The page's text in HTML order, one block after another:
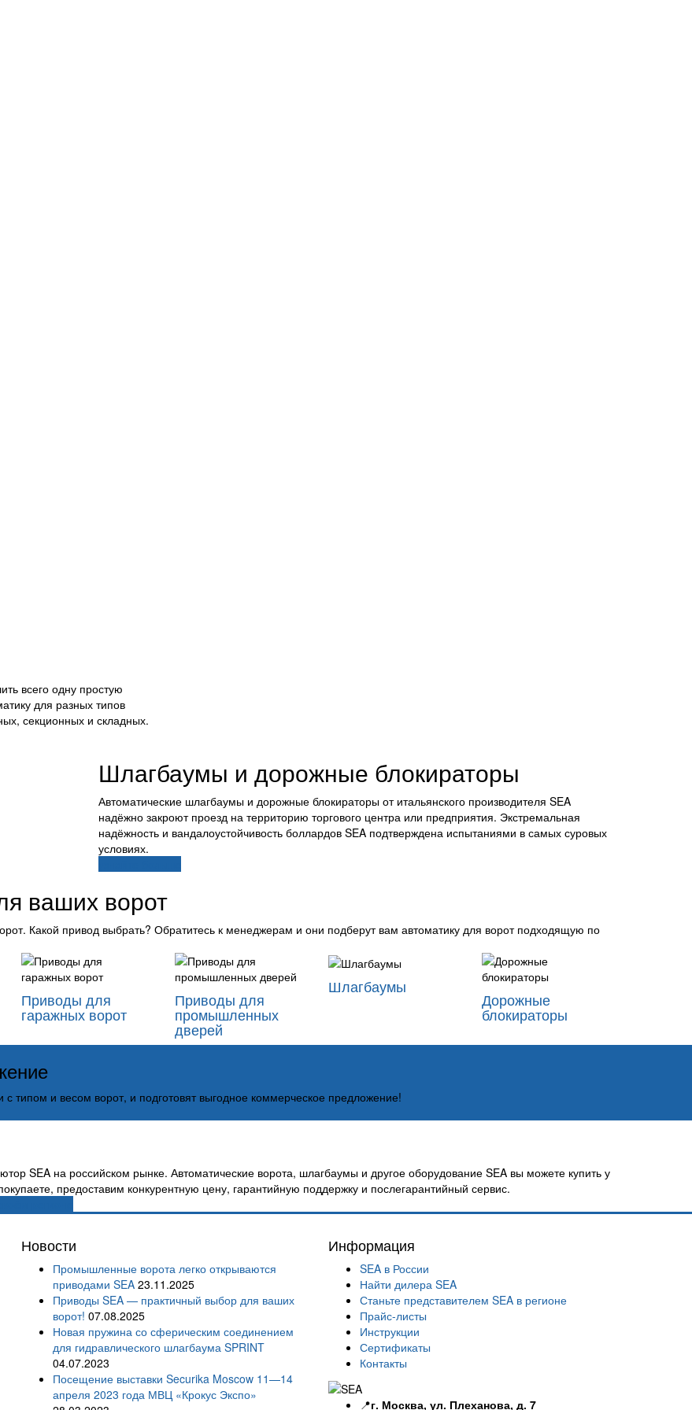
всего одну простую
для разных типов
секционных и складных.
Шлагбаумы и дорожные блокираторы
Автоматические шлагбаумы и дорожные блокираторы от итальянского производителя SEA
надёжно закроют проезд на территорию торгового центра или предприятия. Экстремальная
надёжность и вандалоустойчивость боллардов SEA подтверждена испытаниями в самых суровых
условиях.
ваших ворот
Какой привод выбрать? Обратитесь к менеджерам и они подберут вам автоматику для ворот подходящую по
Приводы для
гаражных ворот
Приводы для
промышленных
дверей
Шлагбаумы
Дорожные
блокираторы
типом и весом ворот, и подготовят выгодное коммерческое предложение!
SEA на российском рынке. Автоматические ворота, шлагбаумы и другое оборудование SEA вы можете купить у
предоставим конкурентную цену, гарантийную поддержку и послегарантийный сервис.
Новости
Промышленные ворота легко открываются
приводами SEA 23.11.2025
Приводы SEA — практичный выбор для ваших
ворот! 07.08.2025
Новая пружина со сферическим соединением
для гидравлического шлагбаума SPRINT
04.07.2023
Посещение выставки Securika Moscow 11—14
апреля 2023 года МВЦ «Крокус Экспо»
Информация
SEA в России
Найти дилера SEA
Станьте представителем SEA в регионе
Прайс-листы
Инструкции
Сертификаты
Контакты
📍г. Москва, ул. Плеханова, д. 7